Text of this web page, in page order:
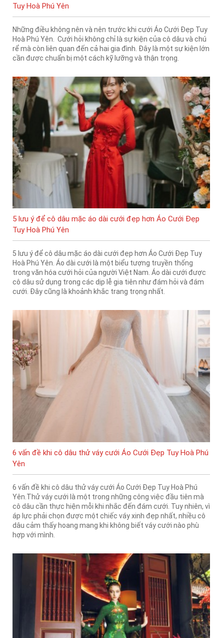
Tuy Hoà Phú Yên
Những điều không nên và nên trước khi cưới Áo Cưới Đẹp Tuy
Hoà Phú Yên. Cưới hỏi không chỉ là sự kiện của cô dâu và chú
rể mà còn liên quan đến cả hai gia đình. Đây là một sự kiện lớn
cần được chuẩn bị một cách kỹ lưỡng và thận trọng.
5 lưu ý để cô dâu mặc áo dài cưới đẹp hơn Áo Cưới Đẹp
Tuy Hoà Phú Yên
5 lưu ý để cô dâu mặc áo dài cưới đẹp hơn Áo Cưới Đẹp Tuy
Hoà Phú Yên. Áo dài cưới là một biểu tượng truyền thống
trong văn hóa cưới hỏi của người Việt Nam. Áo dài cưới được
cô dâu sử dụng trong các dịp lễ gia tiên như đám hỏi và đám
cưới. Đây cũng là khoảnh khắc trang trọng nhất.
6 vấn đề khi cô dâu thử váy cưới Áo Cưới Đẹp Tuy Hoà Phú
Yên
6 vấn đề khi cô dâu thử váy cưới Áo Cưới Đẹp Tuy Hoà Phú
Yên.Thử váy cưới là một trong những công việc đầu tiên mà
cô dâu cần thực hiện mỗi khi nhắc đến đám cưới. Tuy nhiên, vì
áp lực phải chọn được một chiếc váy xinh đẹp nhất, nhiều cô
dâu cảm thấy hoang mang khi không biết váy cưới nào phù
hợp với mình.